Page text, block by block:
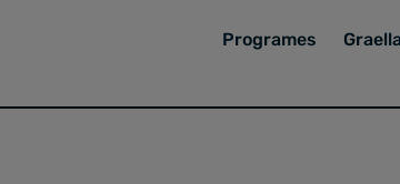
Programes Graella